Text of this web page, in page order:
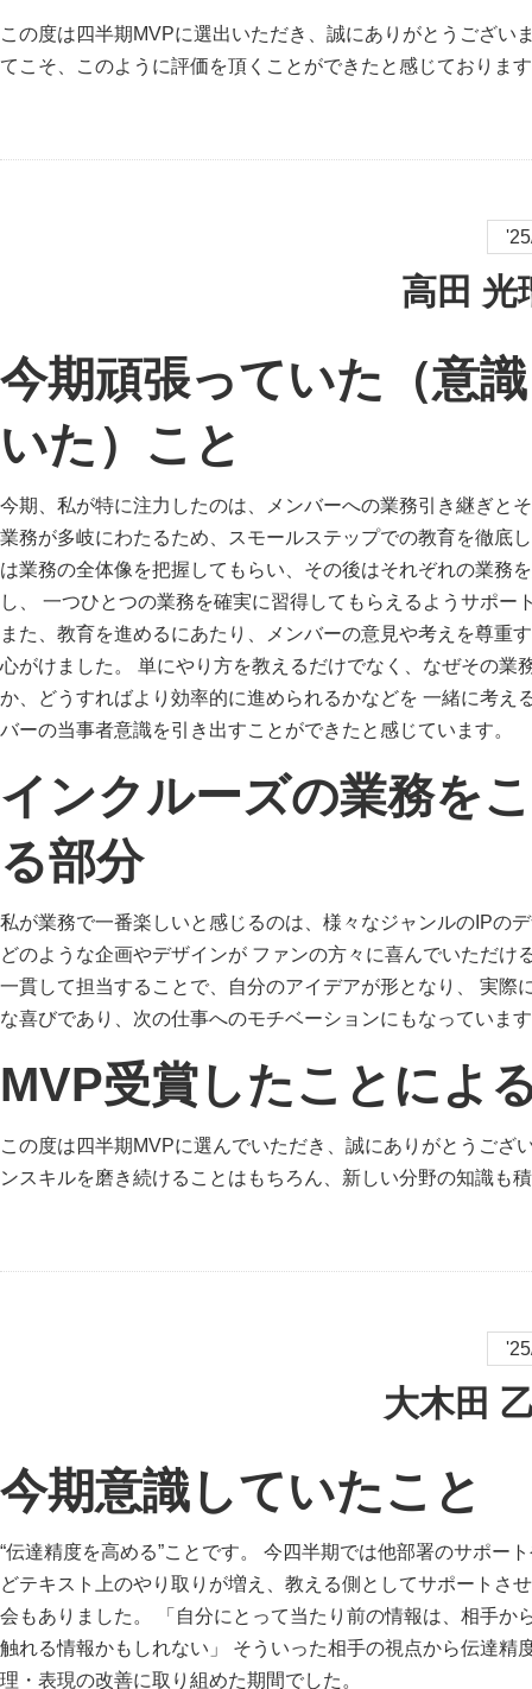
この度は四半期MVPに選出いただき、誠にありがとうござ
てこそ、このように評価を頂くことができたと感じておりま
高田 光
今期頑張っていた（意
いた）こと
今期、私が特に注力したのは、メンバーへの業務引き継ぎと
業務が多岐にわたるため、スモールステップでの教育を徹底
は業務の全体像を把握してもらい、その後はそれぞれの業務
し、 一つひとつの業務を確実に習得してもらえるようサポー
また、教育を進めるにあたり、メンバーの意見や考えを尊重
心がけました。 単にやり方を教えるだけでなく、なぜその業
か、どうすればより効率的に進められるかなどを 一緒に考え
バーの当事者意識を引き出すことができたと感じています。
インクルーズの業務を
る部分
私が業務で一番楽しいと感じるのは、様々なジャンルのIPの
どのような企画やデザインが ファンの方々に喜んでいただ
一貫して担当することで、自分のアイデアが形となり、 実
な喜びであり、次の仕事へのモチベーションにもなっていま
MVP受賞したことによ
この度は四半期MVPに選んでいただき、誠にありがとうご
ンスキルを磨き続けることはもちろん、新しい分野の知識も
大木田
今期意識していたこと
“伝達精度を高める”ことです。 今四半期では他部署のサポー
どテキスト上のやり取りが増え、教える側としてサポートさ
会もありました。 「自分にとって当たり前の情報は、相手か
触れる情報かもしれない」 そういった相手の視点から伝達精
理・表現の改善に取り組めた期間でした。